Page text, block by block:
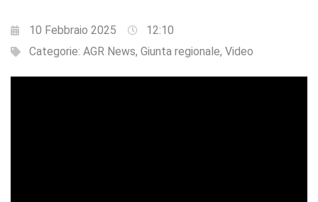
10 Febbraio 2025
12:10
Categorie: AGR News, Giunta regionale, Video